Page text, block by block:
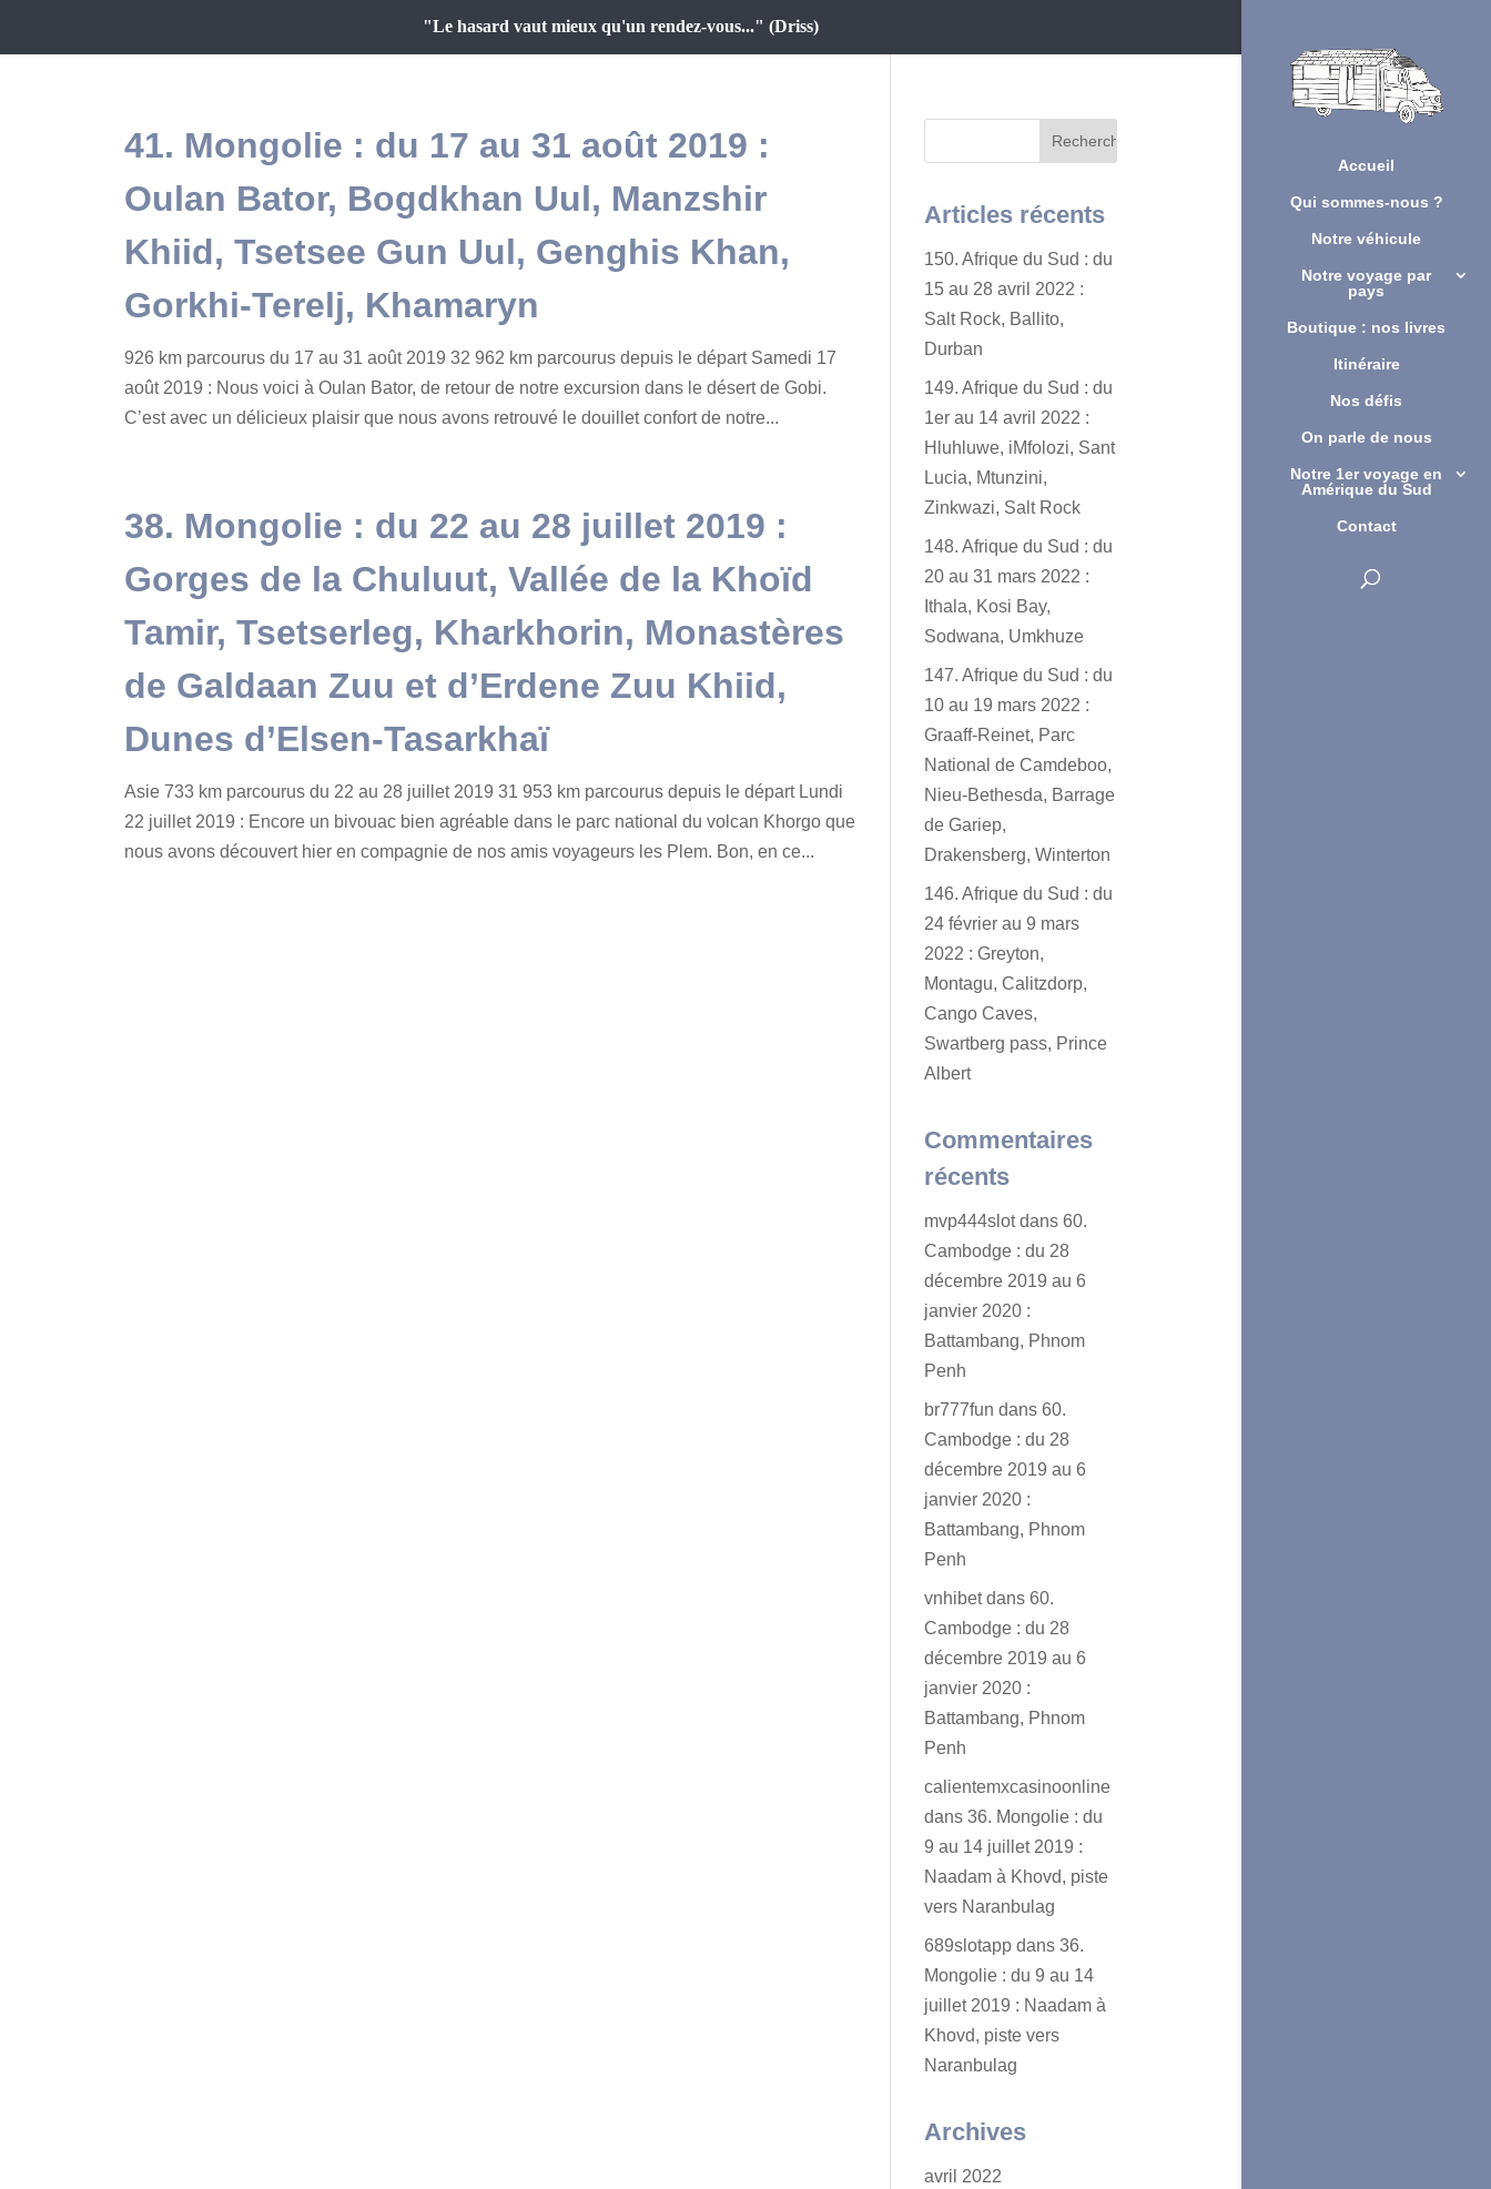
"Le hasard vaut mieux qu'un rendez-vous..." (Driss)
Accueil
Qui sommes-nous ?
Notre véhicule
Notre voyage par
pays
Boutique : nos livres
Itinéraire
Nos défis
On parle de nous
Notre 1er voyage en
Amérique du Sud
Contact
41. Mongolie : du 17 au 31 août 2019 :
Oulan Bator, Bogdkhan Uul, Manzshir
Khiid, Tsetsee Gun Uul, Genghis Khan,
Gorkhi-Terelj, Khamaryn
926 km parcourus du 17 au 31 août 2019 32 962 km parcourus depuis le départ Samedi 17
août 2019 : Nous voici à Oulan Bator, de retour de notre excursion dans le désert de Gobi.
C’est avec un délicieux plaisir que nous avons retrouvé le douillet confort de notre...
38. Mongolie : du 22 au 28 juillet 2019 :
Gorges de la Chuluut, Vallée de la Khoïd
Tamir, Tsetserleg, Kharkhorin, Monastères
de Galdaan Zuu et d’Erdene Zuu Khiid,
Dunes d’Elsen-Tasarkhaï
Asie 733 km parcourus du 22 au 28 juillet 2019 31 953 km parcourus depuis le départ Lundi
22 juillet 2019 : Encore un bivouac bien agréable dans le parc national du volcan Khorgo que
nous avons découvert hier en compagnie de nos amis voyageurs les Plem. Bon, en ce...
Articles récents
150. Afrique du Sud : du
15 au 28 avril 2022 :
Salt Rock, Ballito,
Durban
149. Afrique du Sud : du
1er au 14 avril 2022 :
Hluhluwe, iMfolozi, Sant
Lucia, Mtunzini,
Zinkwazi, Salt Rock
148. Afrique du Sud : du
20 au 31 mars 2022 :
Ithala, Kosi Bay,
Sodwana, Umkhuze
147. Afrique du Sud : du
10 au 19 mars 2022 :
Graaff-Reinet, Parc
National de Camdeboo,
Nieu-Bethesda, Barrage
de Gariep,
Drakensberg, Winterton
146. Afrique du Sud : du
24 février au 9 mars
2022 : Greyton,
Montagu, Calitzdorp,
Cango Caves,
Swartberg pass, Prince
Albert
Commentaires
récents
mvp444slotdans60.
Cambodge : du 28
décembre 2019 au 6
janvier 2020 :
Battambang, Phnom
Penh
br777fun dans60.
Cambodge : du 28
décembre 2019 au 6
janvier 2020 :
Battambang, Phnom
Penh
vnhibetdans60.
Cambodge : du 28
décembre 2019 au 6
janvier 2020 :
Battambang, Phnom
Penh
calientemxcasinoonline
dans36. Mongolie : du
9 au 14 juillet 2019 :
Naadam à Khovd, piste
vers Naranbulag
689slotapp dans36.
Mongolie : du 9 au 14
juillet 2019 : Naadam à
Khovd, piste vers
Naranbulag
Archives
avril 2022